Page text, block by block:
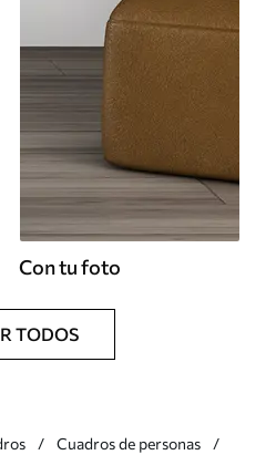
Con tu foto
TODOS
Cuadros de personas